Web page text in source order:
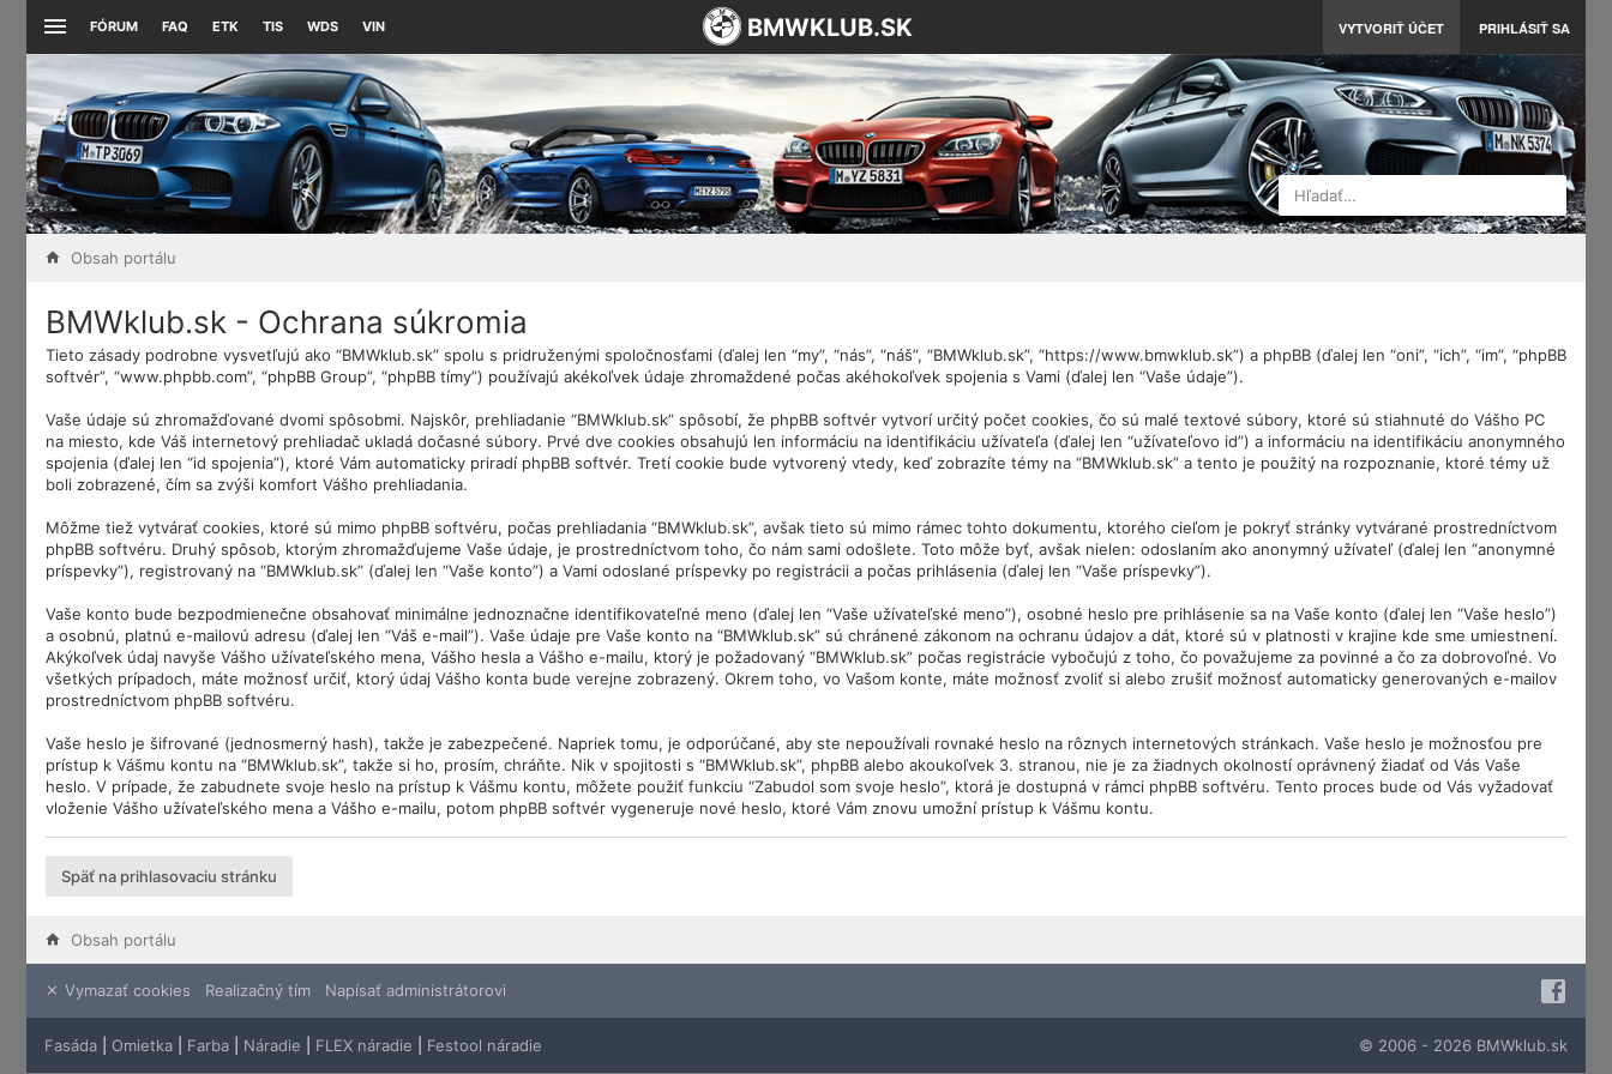
FÓRUM FAQ ETK TIS WDS VIN VYTVORIŤ ÚČET PRIHLÁSIŤ SA
BMWKLUB.SK
Hľadať…
Obsah portálu
BMWklub.sk - Ochrana súkromia
Tieto zásady podrobne vysvetľujú ako “BMWklub.sk” spolu s pridruženými spoločnosťami (ďalej len “my”, “nás”, “náš”, “BMWklub.sk”, “https://www.bmwklub.sk”) a phpBB (ďalej len “oni”, “ich”, “im”, “phpBB
softvér”, “www.phpbb.com”, “phpBB Group”, “phpBB tímy”) používajú akékoľvek údaje zhromaždené počas akéhokoľvek spojenia s Vami (ďalej len “Vaše údaje”).
Vaše údaje sú zhromažďované dvomi spôsobmi. Najskôr, prehliadanie “BMWklub.sk” spôsobí, že phpBB softvér vytvorí určitý počet cookies, čo sú malé textové súbory, ktoré sú stiahnuté do Vášho PC
na miesto, kde Váš internetový prehliadač ukladá dočasné súbory. Prvé dve cookies obsahujú len informáciu na identifikáciu užívateľa (ďalej len “užívateľovo id”) a informáciu na identifikáciu anonymného
spojenia (ďalej len “id spojenia”), ktoré Vám automaticky priradí phpBB softvér. Tretí cookie bude vytvorený vtedy, keď zobrazíte témy na “BMWklub.sk” a tento je použitý na rozpoznanie, ktoré témy už
boli zobrazené, čím sa zvýši komfort Vášho prehliadania.
Môžme tiež vytvárať cookies, ktoré sú mimo phpBB softvéru, počas prehliadania “BMWklub.sk”, avšak tieto sú mimo rámec tohto dokumentu, ktorého cieľom je pokryť stránky vytvárané prostredníctvom
phpBB softvéru. Druhý spôsob, ktorým zhromažďujeme Vaše údaje, je prostredníctvom toho, čo nám sami odošlete. Toto môže byť, avšak nielen: odoslaním ako anonymný užívateľ (ďalej len “anonymné
príspevky”), registrovaný na “BMWklub.sk” (ďalej len “Vaše konto”) a Vami odoslané príspevky po registrácii a počas prihlásenia (ďalej len “Vaše príspevky”).
Vaše konto bude bezpodmienečne obsahovať minimálne jednoznačne identifikovateľné meno (ďalej len “Vaše užívateľské meno”), osobné heslo pre prihlásenie sa na Vaše konto (ďalej len “Vaše heslo”)
a osobnú, platnú e-mailovú adresu (ďalej len “Váš e-mail”). Vaše údaje pre Vaše konto na “BMWklub.sk” sú chránené zákonom na ochranu údajov a dát, ktoré sú v platnosti v krajine kde sme umiestnení.
Akýkoľvek údaj navyše Vášho užívateľského mena, Vášho hesla a Vášho e-mailu, ktorý je požadovaný “BMWklub.sk” počas registrácie vybočujú z toho, čo považujeme za povinné a čo za dobrovoľné. Vo
všetkých prípadoch, máte možnosť určiť, ktorý údaj Vášho konta bude verejne zobrazený. Okrem toho, vo Vašom konte, máte možnosť zvoliť si alebo zrušiť možnosť automaticky generovaných e-mailov
prostredníctvom phpBB softvéru.
Vaše heslo je šifrované (jednosmerný hash), takže je zabezpečené. Napriek tomu, je odporúčané, aby ste nepoužívali rovnaké heslo na rôznych internetových stránkach. Vaše heslo je možnosťou pre
prístup k Vášmu kontu na “BMWklub.sk”, takže si ho, prosím, chráňte. Nik v spojitosti s “BMWklub.sk”, phpBB alebo akoukoľvek 3. stranou, nie je za žiadnych okolností oprávnený žiadať od Vás Vaše
heslo. V prípade, že zabudnete svoje heslo na prístup k Vášmu kontu, môžete použiť funkciu “Zabudol som svoje heslo”, ktorá je dostupná v rámci phpBB softvéru. Tento proces bude od Vás vyžadovať
vloženie Vášho užívateľského mena a Vášho e-mailu, potom phpBB softvér vygeneruje nové heslo, ktoré Vám znovu umožní prístup k Vášmu kontu.
Späť na prihlasovaciu stránku
Obsah portálu
Vymazať cookies Realizačný tím Napísať administrátorovi
Fasáda Omietka Farba Náradie FLEX náradie Festool náradie © 2006 - 2026 BMWklub.sk